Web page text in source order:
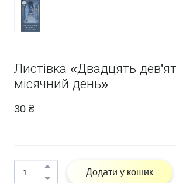
Листівка «Двадцять
місячний день»
30 ₴
Додати у кошик